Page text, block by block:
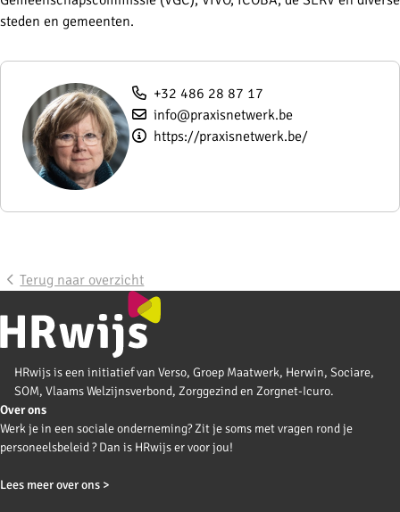
steden en gemeenten.
+32 486 28 87 17
info@praxisnetwerk.be
https://praxisnetwerk.be/
Terug naar overzicht
HRwijs is een initiatief van Verso, Groep Maatwerk, Herwin, Sociare,
SOM, Vlaams Welzijnsverbond, Zorggezind en Zorgnet-Icuro.
Over ons
Werk je in een sociale onderneming? Zit je soms met vragen rond je
personeelsbeleid ? Dan is HRwijs er voor jou!
Lees meer over ons >